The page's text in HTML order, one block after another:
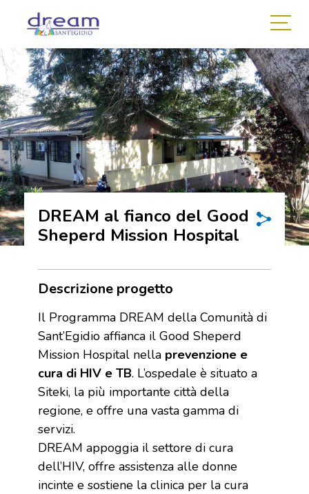
DREAM al fianco del Good
Sheperd Mission Hospital
Descrizione progetto
Il Programma DREAM della Comunità di
Sant’Egidio affianca il Good Sheperd
Mission Hospital nella prevenzione e
cura di HIV e TB. L’ospedale è situato a
Siteki, la più importante città della
regione, e offre una vasta gamma di
servizi.
DREAM appoggia il settore di cura
dell’HIV, offre assistenza alle donne
incinte e sostiene la clinica per la cura